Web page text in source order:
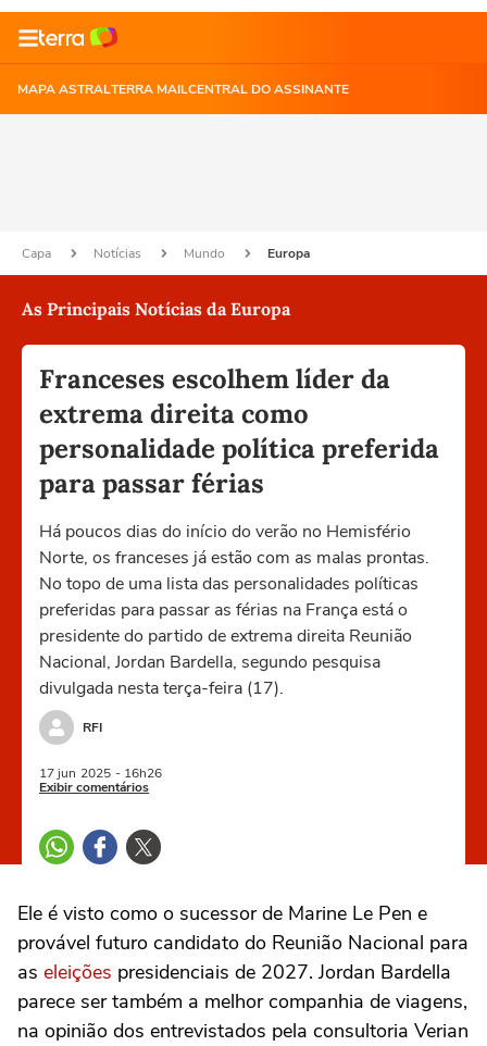
MAPA ASTRALTERRA MAILCENTRAL DO ASSINANTE
Capa Notícias Mundo Europa
As Principais Notícias da Europa
Franceses escolhem líder da
extrema direita como
personalidade política preferida
para passar férias
Há poucos dias do início do verão no Hemisfério
Norte, os franceses já estão com as malas prontas.
No topo de uma lista das personalidades políticas
preferidas para passar as férias na França está o
presidente do partido de extrema direita Reunião
Nacional, Jordan Bardella, segundo pesquisa
divulgada nesta terça-feira (17).
RFI
17 jun 2025 - 16h26
Exibir comentários
Ele é visto como o sucessor de Marine Le Pen e
provável futuro candidato do Reunião Nacional para
as eleições presidenciais de 2027. Jordan Bardella
parece ser também a melhor companhia de viagens,
na opinião dos entrevistados pela consultoria Verian